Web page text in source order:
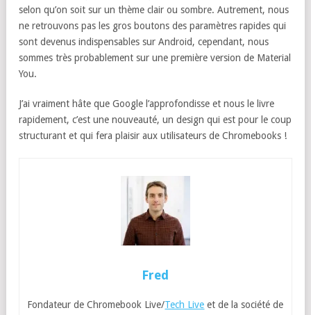
selon qu’on soit sur un thème clair ou sombre. Autrement, nous
ne retrouvons pas les gros boutons des paramètres rapides qui
sont devenus indispensables sur Android, cependant, nous
sommes très probablement sur une première version de Material
You.
J’ai vraiment hâte que Google l’approfondisse et nous le livre
rapidement, c’est une nouveauté, un design qui est pour le coup
structurant et qui fera plaisir aux utilisateurs de Chromebooks !
Fred
Fondateur de Chromebook Live/Tech Live et de la société de